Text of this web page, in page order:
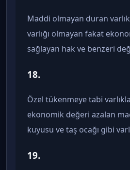
Maddi olmayan duran
varlığı olmayan fakat
sağlayan hak ve benzeri
18.
Özel tükenmeye tabi
ekonomik değeri azalan
kuyusu ve taş ocağı gibi
19.